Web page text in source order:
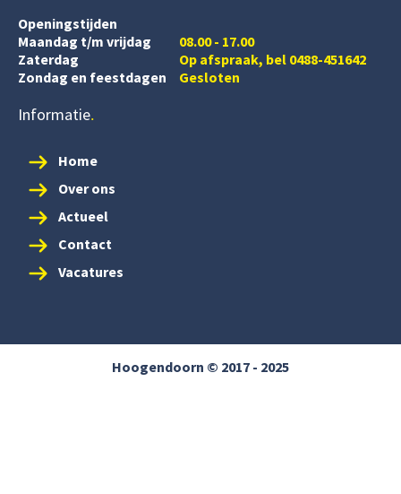
Openingstijden
Maandag t/m vrijdag
08.00 - 17.00
Zaterdag
Op afspraak, bel 0488-451642
Zondag en feestdagen
Gesloten
Informatie
Home
Over ons
Actueel
Contact
Vacatures
Hoogendoorn © 2017 - 2025